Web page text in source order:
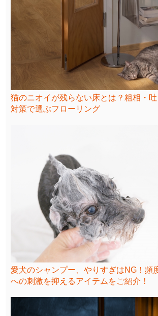
猫のニオイが残らない床とは？粗相・
対策で選ぶフローリング
愛犬のシャンプー、やりすぎはNG！頻
への刺激を抑えるアイテムをご紹介！